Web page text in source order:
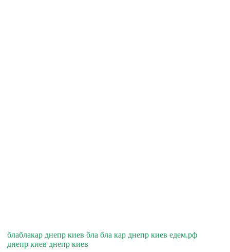
блаблакар днепр киев бла бла кар днепр киев едем.рф
днепр киев днепр киев